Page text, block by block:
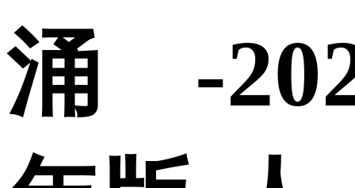
涌 -